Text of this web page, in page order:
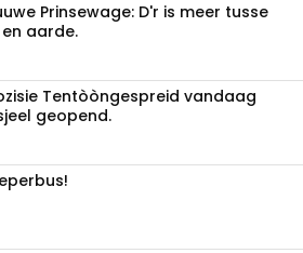
Prinsewage: D'r is meer tusse
aarde.
Tentòòngespreid vandaag
geopend.